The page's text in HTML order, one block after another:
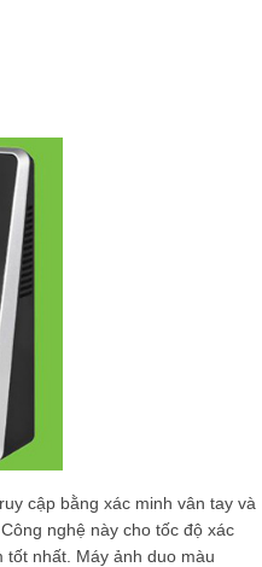
cập bằng xác minh vân tay và
nghệ này cho tốc độ xác
tốt nhất. Máy ảnh duo màu